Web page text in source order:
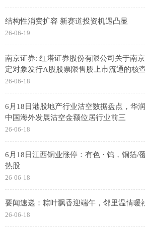
结构性消费扩容 新赛道投资机遇凸显
26-06-19
南京证券: 红塔证券股份有限公司关于南
定对象发行A股股票限售股上市流通的核
26-06-18
6月18日港股地产行业沽空数据盘点，华
中国海外发展沽空金额位居行业前三
26-06-18
6月18日江西铜业涨停：有色 · 钨，铜箔/
热股
26-06-18
要闻速递：粽叶飘香迎端午，邻里温情暖
26-06-18